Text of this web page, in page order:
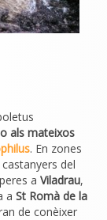
als mateixos
. En zones
del
a Viladrau,
a St Romà de la
de conèixer